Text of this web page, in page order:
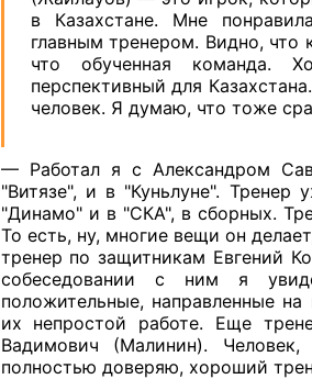
в Казахстане. Мне
главным тренером. Видно, что
что обученная команда.
перспективный для
человек. Я думаю, что тоже
— Работал я с Александром
"Витязе", и в "Куньлуне".
"Динамо" и в "СКА", в сборных.
То есть, ну, многие вещи он
тренер по защитникам Евгений
собеседовании с ним я
положительные, направленные
их непростой работе. Еще
Вадимович (Малинин).
полностью доверяю, хороший